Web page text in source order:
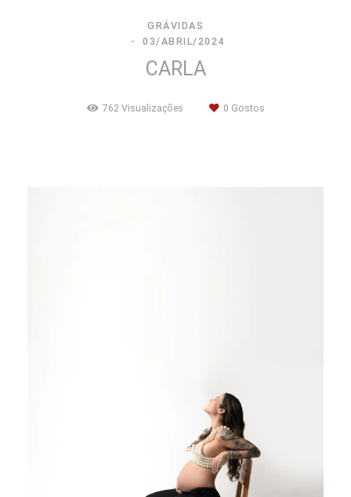
GRÁVIDAS
03/ABRIL/2024
CARLA
762 Visualizações 0 Gostos